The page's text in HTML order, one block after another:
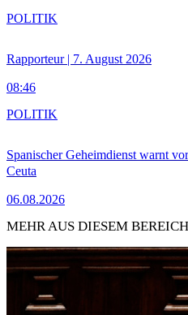
Rapporteur | 7. August 2026
08:46
POLITIK
Spanischer Geheimdienst warnt
Ceuta
06.08.2026
POLITIK
MEHR AUS DIESEM BEREICH